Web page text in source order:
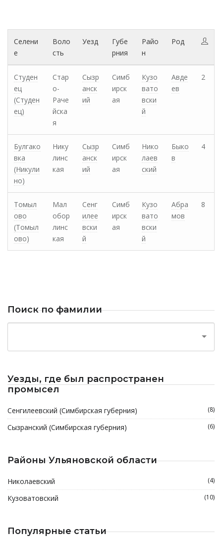
Селени
е
Воло
сть
Уезд
Губе
рния
Райо
н
Род
Студен
ец
(Студен
ец)
Стар
о-
Раче
йска
я
Сызр
анск
ий
Симб
ирск
ая
Кузо
вато
вски
й
Авде
ев
2
Булгако
вка
(Никули
но)
Нику
линс
кая
Сызр
анск
ий
Симб
ирск
ая
Нико
лаев
ский
Быко
в
4
Томыл
ово
(Томыл
ово)
Мал
обор
линс
кая
Сенг
илее
вски
й
Симб
ирск
ая
Кузо
вато
вски
й
Абра
мов
8
Поиск по фамилии
Уезды, где был распространен
промысел
Сенгилеевский (Симбирская губерния) (8)
Сызранский (Симбирская губерния) (6)
Районы Ульяновской области
Николаевский (4)
Кузоватовский (10)
Популярные статьи